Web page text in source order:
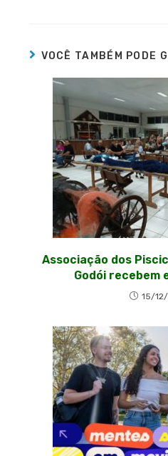
VOCÊ TAMBÉM PODE
Associação dos
Godói recebem
15/